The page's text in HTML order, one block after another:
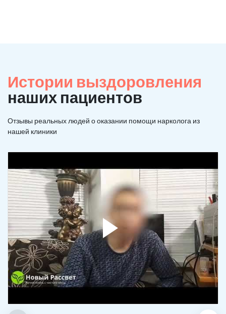
Истории выздоровления
наших пациентов
Отзывы реальных людей о оказании помощи нарколога из
нашей клиники